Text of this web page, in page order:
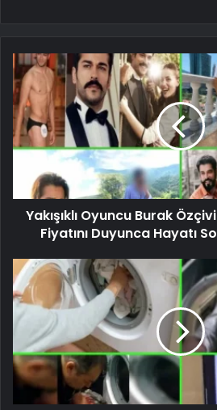
Yakışıklı Oyuncu Burak
Fiyatını Duyunca Hayatı